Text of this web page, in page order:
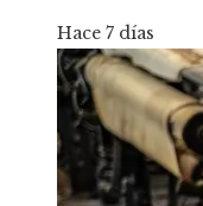
Hace 7 días